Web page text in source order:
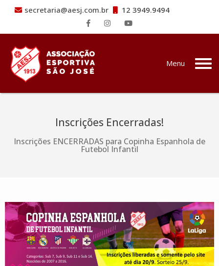
Pular para o conteúdo
secretaria@aesj.com.br 12 3949.9494
Menu
Inscrições Encerradas!
Inscrições ENCERRADAS para Copinha Espanhola de
Futebol Infantil